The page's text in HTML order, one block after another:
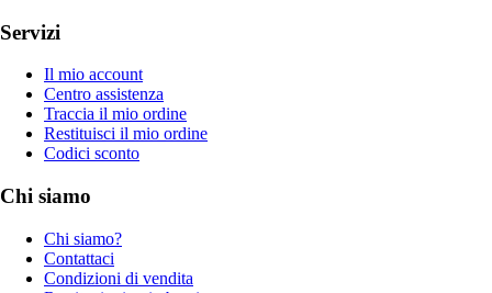
Servizi
Il mio account
Centro assistenza
Traccia il mio ordine
Restituisci il mio ordine
Codici sconto
Chi siamo
Chi siamo?
Contattaci
Condizioni di vendita